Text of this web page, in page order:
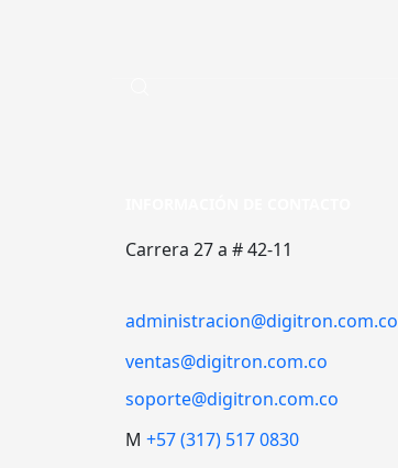
Carrera 27 a # 42-11
administracion@digitron.com.co
ventas@digitron.com.co
soporte@digitron.com.co
M +57 (317) 517 0830